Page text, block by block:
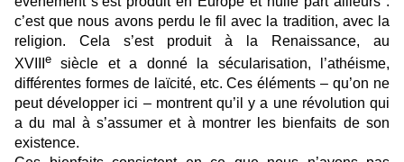
c’est que nous avons perdu le fil avec la tradition, avec la
religion. Cela s’est produit à la Renaissance, au
XVIII e siècle et a donné la sécularisation, l’athéisme,
différentes formes de laïcité, etc. Ces éléments – qu’on ne
peut développer ici – montrent qu’il y a une révolution qui
a du mal à s’assumer et à montrer les bienfaits de son
existence.